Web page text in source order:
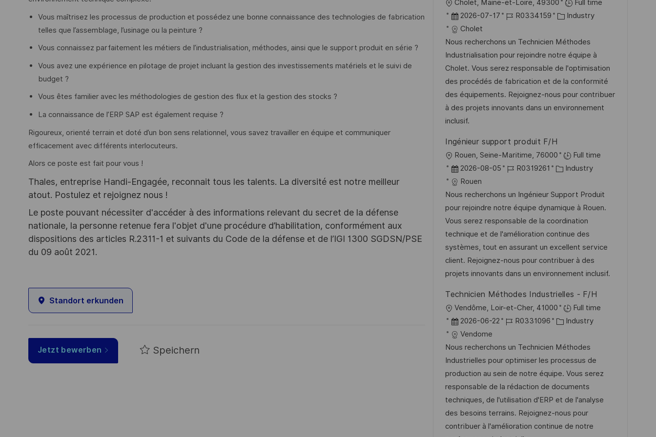
Vous maîtrisez les processus de production et possédez une bonne connaissance des technologies de fabrication
telles que l’assemblage, l’usinage ou la peinture ?
Vous connaissez parfaitement les métiers de l’industrialisation, méthodes, ainsi que le support produit en série ?
Vous avez une expérience en pilotage de projet incluant la gestion des investissements matériels et le suivi de
budget ?
Vous êtes familier avec les méthodologies de gestion des flux et la gestion des stocks ?
La connaissance de l’ERP SAP est également requise ?
Rigoureux, orienté terrain et doté d’un bon sens relationnel, vous savez travailler en équipe et communiquer
efficacement avec différents interlocuteurs.
Alors ce poste est fait pour vous !
Thales, entreprise Handi-Engagée, reconnait tous les talents. La diversité est notre meilleur
atout. Postulez et rejoignez nous !
Le poste pouvant nécessiter d'accéder à des informations relevant du secret de la défense
nationale, la personne retenue fera l'objet d'une procédure d’habilitation, conformément aux
dispositions des articles R.2311-1 et suivants du Code de la défense et de l’IGI 1300 SGDSN/PSE
du 09 août 2021.
Standort erkunden
Jetzt bewerben Speichern
ö
f
f
e
n
t
l
i
c
h
u
n
g
O
r
t
Cholet, Maine-et-Loire, 49300
Full time
D
a
t
u
m
d
e
r
V
r
ö
f
f
e
n
t
l
i
c
h
u
n
g
2026-07-17
J
b
-
I
D
R0334159
K
t
e
g
o
r
i
Industry
Cholet
Nous recherchons un Technicien Méthodes
Industrialisation pour rejoindre notre équipe à
Cholet. Vous serez responsable de l'optimisation
des procédés de fabrication et de la conformité
des équipements. Rejoignez-nous pour contribuer
à des projets innovants dans un environnement
inclusif.
Ingénieur support produit F/H
O
r
t
Rouen, Seine-Maritime, 76000
Full time
D
a
t
u
m
d
e
r
V
r
ö
f
f
e
n
t
l
i
c
h
2026-08-05
J
b
-
I
D
R0319261
K
t
e
g
o
r
i
e
Industry
Rouen
Nous recherchons un Ingénieur Support Produit
pour rejoindre notre équipe dynamique à Rouen.
Vous serez responsable de la coordination
technique et de l'amélioration continue des
systèmes, tout en assurant un excellent service
client. Rejoignez-nous pour contribuer à des
projets innovants dans un environnement inclusif.
Technicien Méthodes Industrielles - F/H
O
r
t
Vendôme, Loir-et-Cher, 41000
Full time
D
a
t
u
m
d
e
r
V
2026-06-22
J
b
-
I
D
R0331096
K
t
e
g
o
r
i
e
Industry
Vendome
Nous recherchons un Technicien Méthodes
Industrielles pour optimiser les processus de
production au sein de notre équipe. Vous serez
responsable de la rédaction de documents
techniques, de l'utilisation d'ERP et de l'analyse
des besoins terrains. Rejoignez-nous pour
contribuer à l'amélioration continue de notre